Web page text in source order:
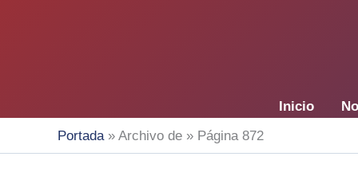
Inicio
Portada» Archivo de » Página 872